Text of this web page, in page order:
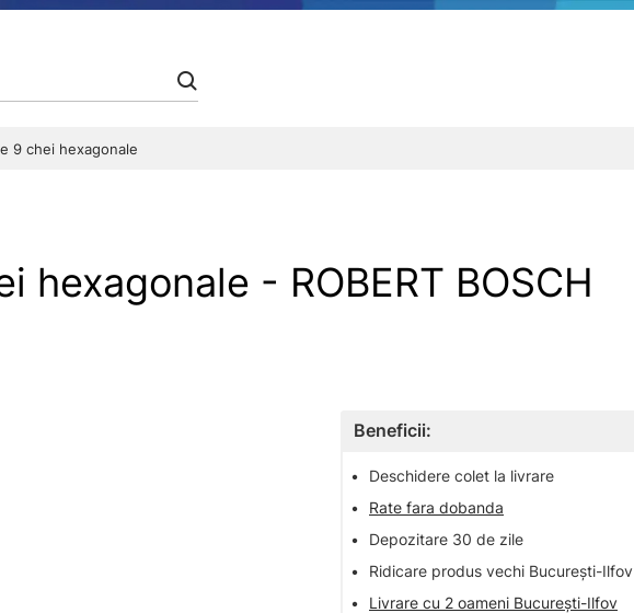
9 chei hexagonale
hexagonale - ROBERT BOSCH
Beneficii:
•
Deschidere colet la livrare
•
Rate fara dobanda
•
Depozitare 30 de zile
•
Ridicare produs vechi București-Ilfov
•
Livrare cu 2 oameni București-Ilfov